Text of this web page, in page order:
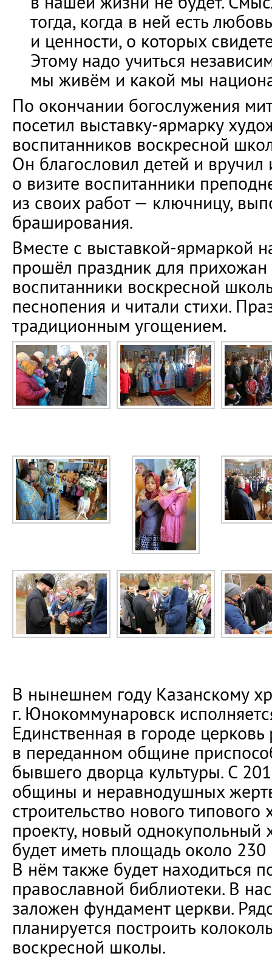
тогда, когда в ней есть
и ценности, о которых
Этому надо учиться
мы живём и какой мы
По окончании богослужения
посетил выставку-ярмарку
воспитанников воскресной
Он благословил детей и
о визите воспитанники
из своих работ — ключницу,
браширования.
Вместе с выставкой-ярмаркой
прошёл праздник для прихожан
воспитанники воскресной
песнопения и читали стихи.
традиционным угощением.
В нынешнем году Казанскому
г. Юнокоммунаровск
Единственная в городе
в переданном общине
бывшего дворца культуры. С
общины и неравнодушных
строительство нового типового
проекту, новый однокупольный
будет иметь площадь около
В нём также будет находиться
православной библиотеки. В
заложен фундамент церкви.
планируется построить
воскресной школы.